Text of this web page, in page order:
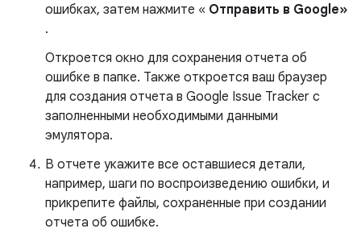
ошибках, затем нажмите « Отправить в Google»
.
Откроется окно для сохранения отчета об
ошибке в папке. Также откроется ваш браузер
для создания отчета в Google Issue Tracker с
заполненными необходимыми данными
эмулятора.
В отчете укажите все оставшиеся детали,
например, шаги по воспроизведению ошибки, и
прикрепите файлы, сохраненные при создании
отчета об ошибке.